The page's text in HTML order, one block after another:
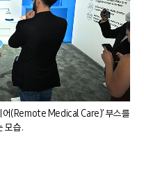
어(Remote Medical Care)’ 부스를
모습.